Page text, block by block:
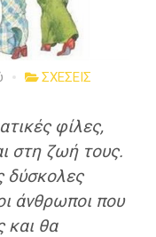
ΣΧΕΣΕΙΣ
φίλες,
στη ζωή τους.
δύσκολες
άνθρωποι που
και θα